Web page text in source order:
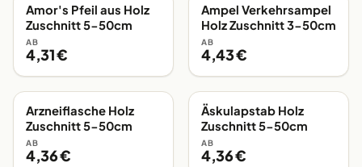
EIGENE FERTIGUNG
Amor's Pfeil aus Holz
Zuschnitt 5-50cm
AB
4,31 €
EIGENE FERTIGUNG
Ampel Verkehrsampel
Holz Zuschnitt 3-50cm
AB
4,43 €
EIGENE FERTIGUNG
Arzneiflasche Holz
Zuschnitt 5-50cm
AB
4,36 €
EIGENE FERTIGUNG
Äskulapstab Holz
Zuschnitt 5-50cm
AB
4,36 €